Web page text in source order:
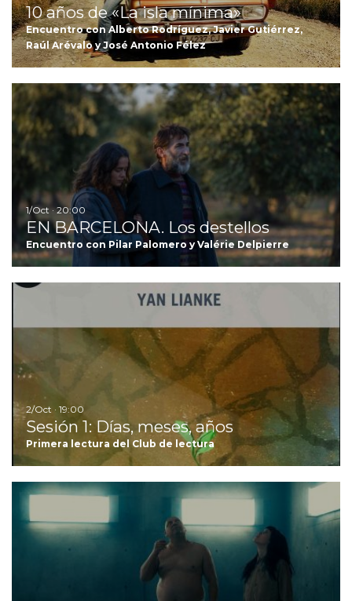
10 años de «La isla mínima»
Encuentro con Alberto Rodríguez, Javier Gutiérrez,
Raúl Arévalo y José Antonio Félez
1/Oct · 20:00
EN BARCELONA. Los destellos
Encuentro con Pilar Palomero y Valérie Delpierre
2/Oct · 19:00
Sesión 1: Días, meses, años
Primera lectura del Club de lectura